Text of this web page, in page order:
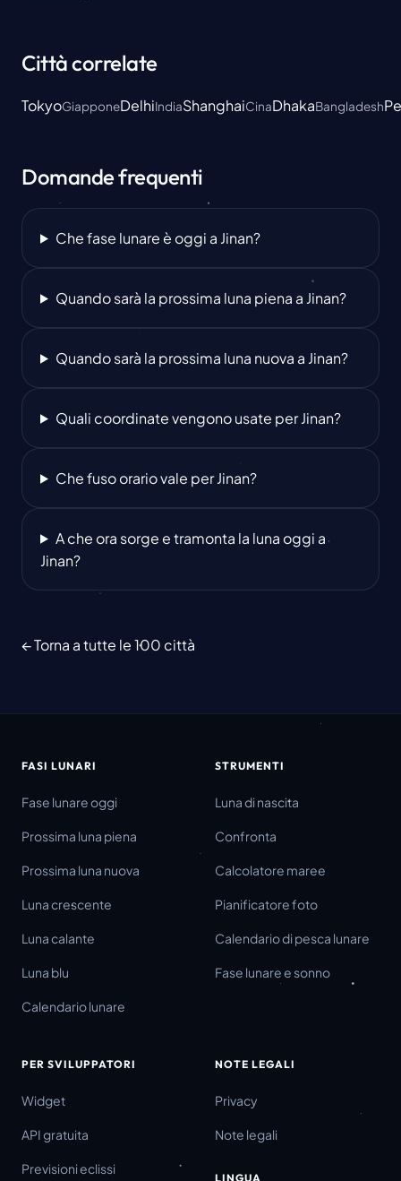
Città correlate
TokyoGiapponeDelhiIndiaShanghaiCinaDhakaBangladesh
Domande frequenti
Che fase lunare è oggi a Jinan?
Quando sarà la prossima luna piena a Jinan?
Quando sarà la prossima luna nuova a Jinan?
Quali coordinate vengono usate per Jinan?
Che fuso orario vale per Jinan?
A che ora sorge e tramonta la luna oggi a
Jinan?
← Torna a tutte le 100 città
FASI LUNARI
Fase lunare oggi
Prossima luna piena
Prossima luna nuova
Luna crescente
Luna calante
Luna blu
Calendario lunare
STRUMENTI
Luna di nascita
Confronta
Calcolatore maree
Pianificatore foto
Calendario di pesca lunare
Fase lunare e sonno
PER SVILUPPATORI
Widget
API gratuita
Previsioni eclissi
NOTE LEGALI
Privacy
Note legali
LINGUA